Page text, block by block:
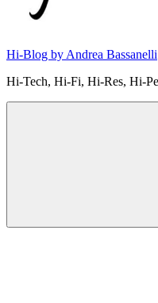
Hi-Blog by Andrea Bassanelli
Hi-Tech, Hi-Fi, Hi-Res, Hi-